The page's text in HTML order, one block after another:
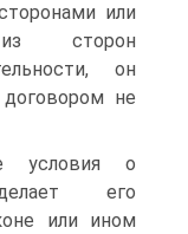
или
сторон
он
не
условия о
его
или ином